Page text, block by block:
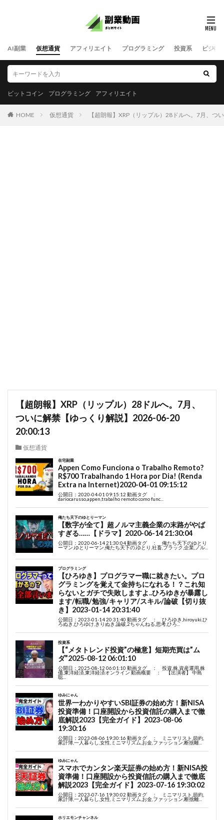
AI副業 仮想通貨 アフィリエイト プログラミング 投資系 ビジネ
ビットコイン プログラミング アフィリエイト
HOME 仮想通貨 【超朗報】XRP（リップル）28ドルへ。7月、
【超朗報】XRP（リップル）28ドルへ。7月、
ついに解禁【ゆっくり解説】2026-06-20
20:00:13
仮想通貨